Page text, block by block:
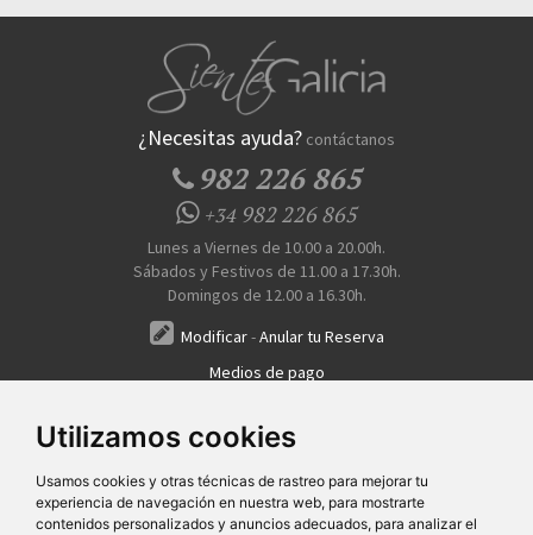
Utilizamos cookies
Usamos cookies y otras técnicas de rastreo para mejorar tu
experiencia de navegación en nuestra web, para mostrarte
contenidos personalizados y anuncios adecuados, para analizar el
¿Necesitas ayuda? contáctanos
982 226 865
+34982 226 865
Lunes a Viernes de 10.00 a 20.00h.
Sábados y Festivos de 11.00 a 17.30h.
Domingos de 12.00 a 16.30h.
Modificar-Anular tu Reserva
Medios de pago